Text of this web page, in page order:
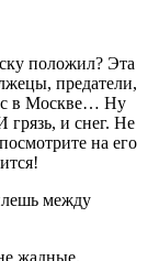
положил? Эта
предатели,
в Москве… Ну
и снег. Не
на его
между